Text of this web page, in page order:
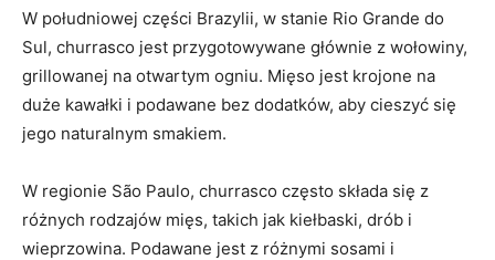
W południowej części Brazylii, w ⁢stanie Rio Grande do
Sul, churrasco jest przygotowywane głównie z ​wołowiny,
grillowanej na otwartym ogniu. Mięso jest krojone na
duże kawałki i podawane bez dodatków, aby cieszyć ⁤się
⁤jego naturalnym smakiem.
W regionie São Paulo, churrasco często składa się z
różnych rodzajów mięs, takich jak kiełbaski,‍ drób i
wieprzowina. Podawane jest z różnymi sosami i ​